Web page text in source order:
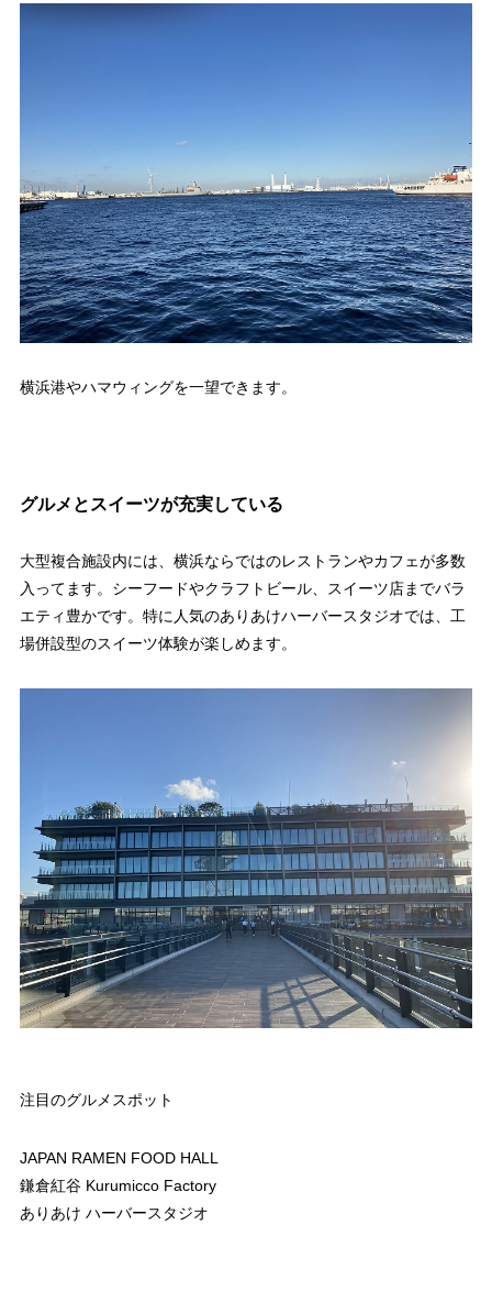
横浜港やハマウィングを一望できます。
グルメとスイーツが充実している
大型複合施設内には、横浜ならではのレストランやカフェが多数
入ってます。シーフードやクラフトビール、スイーツ店までバラ
エティ豊かです。特に人気のありあけハーバースタジオでは、工
場併設型のスイーツ体験が楽しめます。
注目のグルメスポット
JAPAN RAMEN FOOD HALL
鎌倉紅谷 Kurumicco Factory
ありあけ ハーバースタジオ